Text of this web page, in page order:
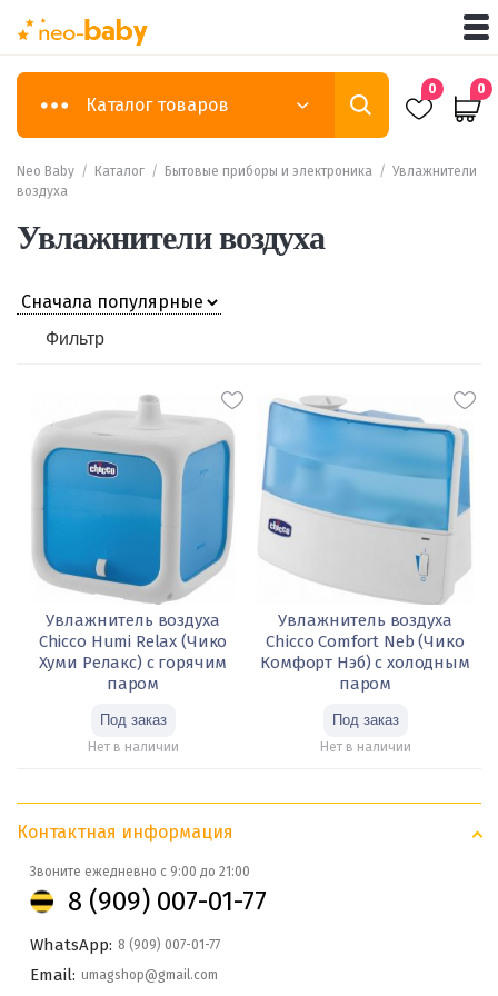
Каталог товаров
0 0
Neo Baby / Каталог / Бытовые приборы и электроника / Увлажнители
воздуха
Увлажнители воздуха
Фильтр
Увлажнитель воздуха
Chicco Humi Relax (Чико
Хуми Релакс) c горячим
паром
Нет в наличии
Увлажнитель воздуха
Chicco Comfort Neb (Чико
Комфорт Нэб) c холодным
паром
Нет в наличии
Контактная информация
Звоните ежедневно с 9:00 до 21:00
8 (909) 007-01-77
WhatsApp: 8 (909) 007-01-77
Email: umagshop@gmail.com